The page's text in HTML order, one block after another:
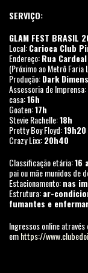
SERVIÇO:
GLAM FEST BRASIL
Local:Carioca Club
Endereço:Rua
(Próximo ao Metrô Faria
Produção:Dark
Assessoria de Imprensa:
casa:16h
Goaten:17h
Stevie Rachelle:18h
Pretty Boy Floyd:19h20
Crazy Lixx:20h40
Classificação etária:16
pai ou mãe munidos de
Estacionamento:nas
Estrutura:ar-
fumantes e
Ingressos online
emhttps://